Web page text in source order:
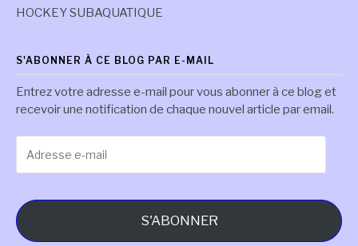
HOCKEY SUBAQUATIQUE
S'ABONNER À CE BLOG PAR E-MAIL
Entrez votre adresse e-mail pour vous abonner à ce blog et
recevoir une notification de chaque nouvel article par email.
e-
S'ABONNER